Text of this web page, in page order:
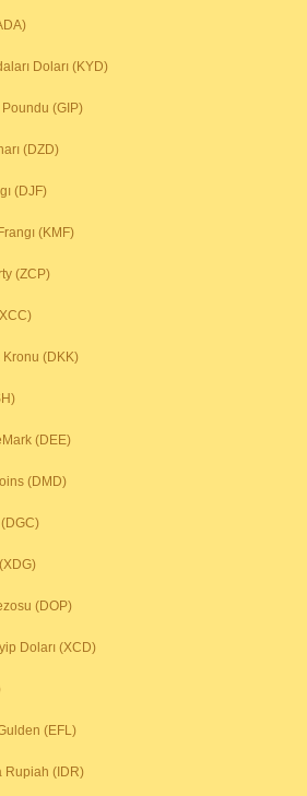
Doları (KYD)
Poundu (GIP)
(DZD)
(DJF)
(KMF)
(ZCP)
Kronu (DKK)
(DEE)
(DMD)
(DOP)
Doları (XCD)
(EFL)
Rupiah (IDR)